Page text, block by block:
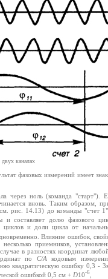
каналах
фазовых измерений имеет
через ноль (команда "старт").
вновь. Таким образом,
рис. 14.13) до команды "счет
и составляет долю фазового
циклов и доли цикла от
Влияние ошибок,
приемников,
в разностях координат
по С/А кодовым
квадратическую ошибку 0,3 -
ошибкой 0,5 см + D10-6,